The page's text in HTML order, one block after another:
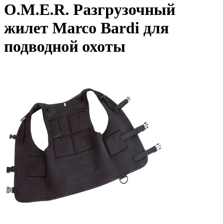
O.M.E.R. Разгрузочный
жилет Marco Bardi для
подводной охоты